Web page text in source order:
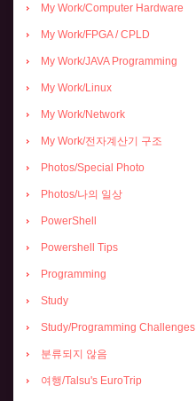
My Work/Computer Hardware
My Work/FPGA / CPLD
My Work/JAVA Programming
My Work/Linux
My Work/Network
My Work/전자계산기 구조
Photos/Special Photo
Photos/나의 일상
PowerShell
Powershell Tips
Programming
Study
Study/Programming Challenges
분류되지 않음
여행/Talsu's EuroTrip